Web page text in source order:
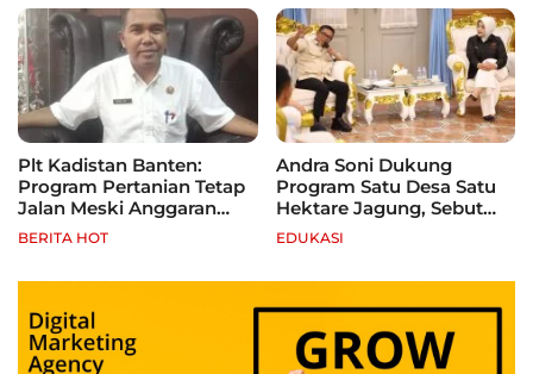
Plt Kadistan Banten:
Program Pertanian Tetap
Jalan Meski Anggaran
Terbatas, Fokus Jagung
hingga Tebu
BERITA HOT
Andra Soni Dukung
Program Satu Desa Satu
Hektare Jagung, Sebut
Banten Punya Peluang
Jadi Sentra Produksi
EDUKASI